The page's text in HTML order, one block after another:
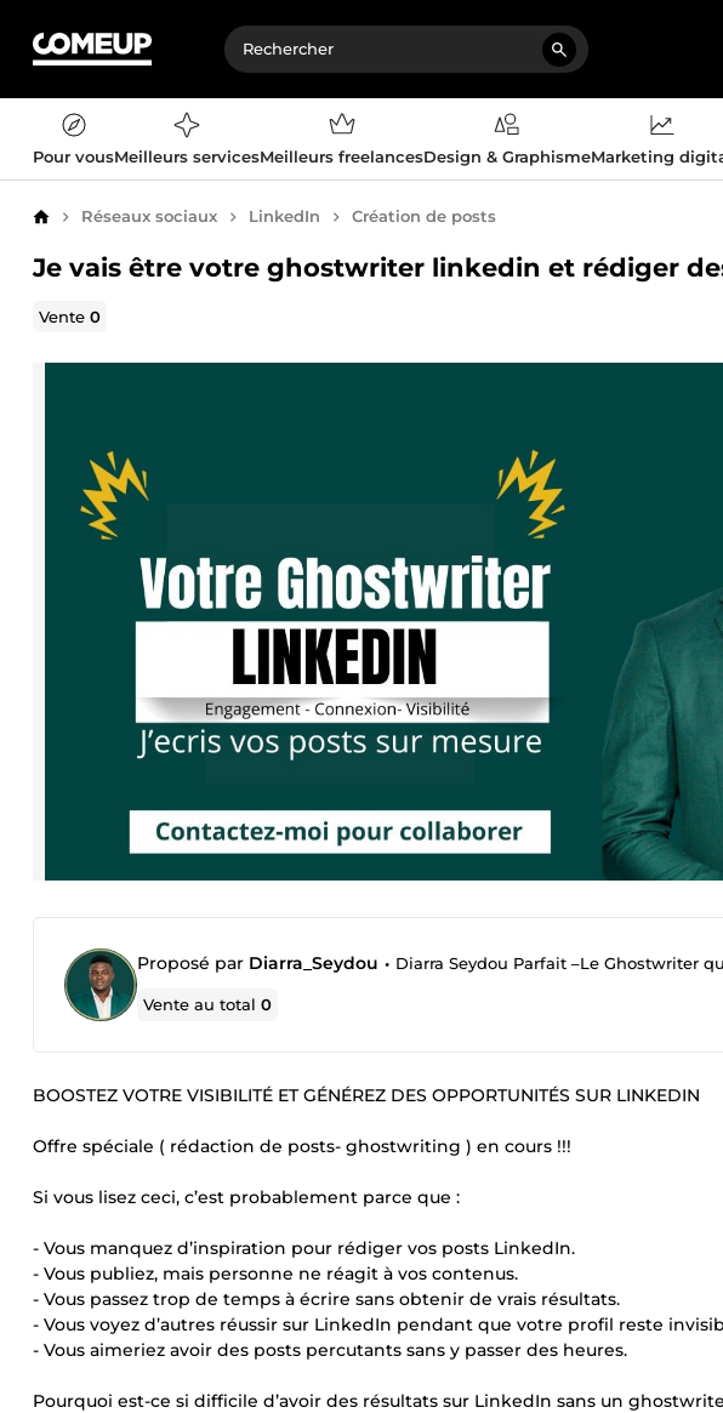
Pour vousMeilleurs servicesMeilleurs freelancesDesign & GraphismeMarketing
AccueilRéseaux sociaux LinkedIn Création de posts
Je vais être votre ghostwriter linkedin et rédiger
Vente0
Proposé par Diarra_Seydou • Diarra Seydou Parfait –Le Ghostwriter
Vente au total0
BOOSTEZ VOTRE VISIBILITÉ ET GÉNÉREZ DES OPPORTUNITÉS SUR LINKEDIN
Offre spéciale ( rédaction de posts- ghostwriting ) en cours !!!
Si vous lisez ceci, c’est probablement parce que :
- Vous manquez d’inspiration pour rédiger vos posts LinkedIn.
- Vous publiez, mais personne ne réagit à vos contenus.
- Vous passez trop de temps à écrire sans obtenir de vrais résultats.
- Vous voyez d’autres réussir sur LinkedIn pendant que votre profil reste
- Vous aimeriez avoir des posts percutants sans y passer des heures.
Pourquoi est-ce si difficile d’avoir des résultats sur LinkedIn sans un